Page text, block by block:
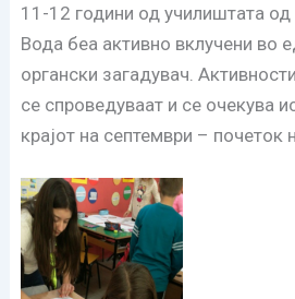
11-12 години од училиштата
Вода беа активно вклучени во
органски загадувач.
се спроведуваат и се очекува
крајот на септември – почеток